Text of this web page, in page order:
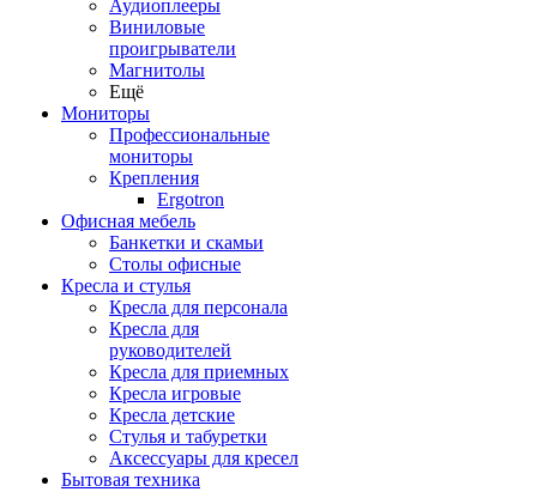
Аудиоплееры
Виниловые
проигрыватели
Магнитолы
Ещё
Мониторы
Профессиональные
мониторы
Крепления
Ergotron
Офисная мебель
Банкетки и скамьи
Столы офисные
Кресла и стулья
Кресла для персонала
Кресла для
руководителей
Кресла для приемных
Кресла игровые
Кресла детские
Стулья и табуретки
Аксессуары для кресел
Бытовая техника